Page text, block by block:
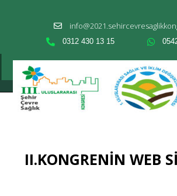
0312 430 13 15
II.KONGRENİN WEB